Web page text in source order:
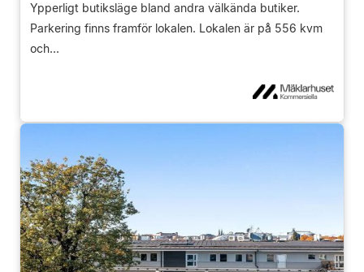
Ypperligt butiksläge bland andra välkända butiker.
Parkering finns framför lokalen. Lokalen är på 556 kvm
och...